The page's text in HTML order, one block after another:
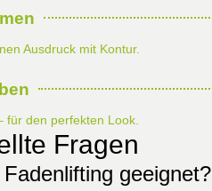
Ausdruck mit Kontur.
für den perfekten Look.
Fragen
geeignet?